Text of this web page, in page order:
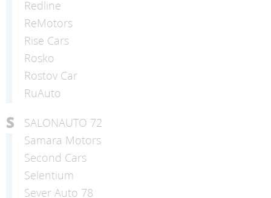
Redline
ReMotors
Rise Cars
Rosko
Rostov Car
RuAuto
S
SALONAUTO 72
Samara Motors
Second Cars
Selentium
Sever Auto 78